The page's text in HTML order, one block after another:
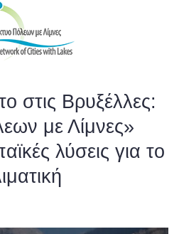
στις Βρυξέλλες:
με Λίμνες»
λύσεις για το